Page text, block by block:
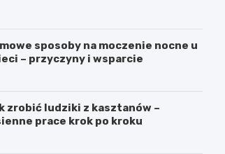
sposoby na moczenie nocne u
– przyczyny i wsparcie
zrobić ludziki z kasztanów –
prace krok po kroku